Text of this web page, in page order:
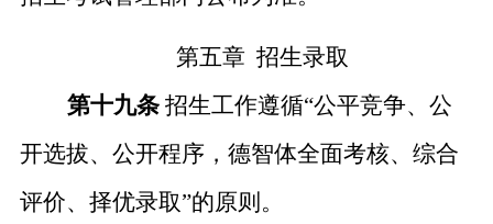
第五章 招生录取
第十九条 招生工作遵循“公平竞争、公
开选拔、公开程序，德智体全面考核、综合
评价、择优录取”的原则。